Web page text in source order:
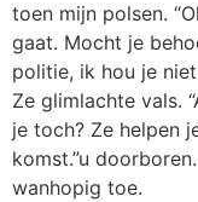
toen mijn polsen.
gaat. Mocht je
politie, ik hou je
Ze glimlachte vals.
je toch? Ze helpen
komst.”u
wanhopig toe.